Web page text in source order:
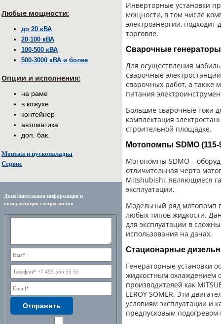
Любые мощности:
до 20 кВА
20-100 кВА
100-500 кВА
500-3000 кВА и более
Опции и исполнения:
на раме
в кожухе
контейнер
автоматика
доп. бак.
Монтаж и пусконаладка
Сервис
Дополнительная информация и
консультации специалистов
Отправить
Инверторные установки
мощности, в том числе
электроэнергии, подходит
торговле.
Сварочные генераторы
Для осуществления
сварочные
сварочных работ, а также
питания
Большие сварочные токи
комплектация
строительной площадке.
Мотопомпы SDMO
Мотопомпы SDMO –
отличительная черта
Mitshubishi, являющиеся
эксплуатации.
Модельный ряд мотопомп
любых типов жидкости.
для эксплуатации в
использования на дачах.
Стационарные
Генераторные
жидкостным охлаждением
производителей как
LEROY SOMER. Эти
условиям эксплуатации и
предпусковым подогревом